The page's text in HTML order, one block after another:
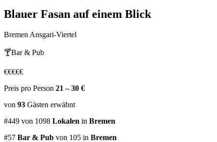
Blauer Fasan auf einem Blick
Bremen Ansgari-Viertel
🍸Bar & Pub
€€€€€
Preis pro Person 21 – 30 €
von 93 Gästen erwähnt
#449 von 1098 Lokalen in Bremen
#57 Bar & Pub von 105 in Bremen